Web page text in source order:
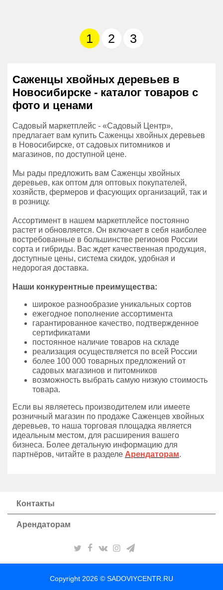
1 2 3
Саженцы хвойных деревьев в
Новосибирске - каталог товаров с
фото и ценами
Садовый маркетплейс - «Садовый Центр»,
предлагает вам купить Саженцы хвойных деревьев
в Новосибирске, от садовых питомников и
магазинов, по доступной цене.
Мы рады предложить вам Саженцы хвойных
деревьев, как оптом для оптовых покупателей,
хозяйств, фермеров и фасующих организаций, так и
в розницу.
Ассортимент в нашем маркетплейсе постоянно
растет и обновляется. Он включает в себя наиболее
востребованные в большинстве регионов России
сорта и гибриды. Вас ждет качественная продукция,
доступные цены, система скидок, удобная и
недорогая доставка.
Наши конкурентные преимущества:
широкое разнообразие уникальных сортов
ежегодное пополнение ассортимента
гарантированное качество, подтвержденное
сертификатами
постоянное наличие товаров на складе
реализация осуществляется по всей России
более 100 000 товарных предложений от
садовых магазинов и питомников
возможность выбрать самую низкую стоимость
товара.
Если вы являетесь производителем или имеете
розничный магазин по продаже Саженцев хвойных
деревьев, то наша торговая площадка является
идеальным местом, для расширения вашего
бизнеса. Более детальную информацию для
партнёров, читайте в разделе Арендаторам.
Контакты
Арендаторам
Copyright 2026 © SADOVIYCENTR.RU